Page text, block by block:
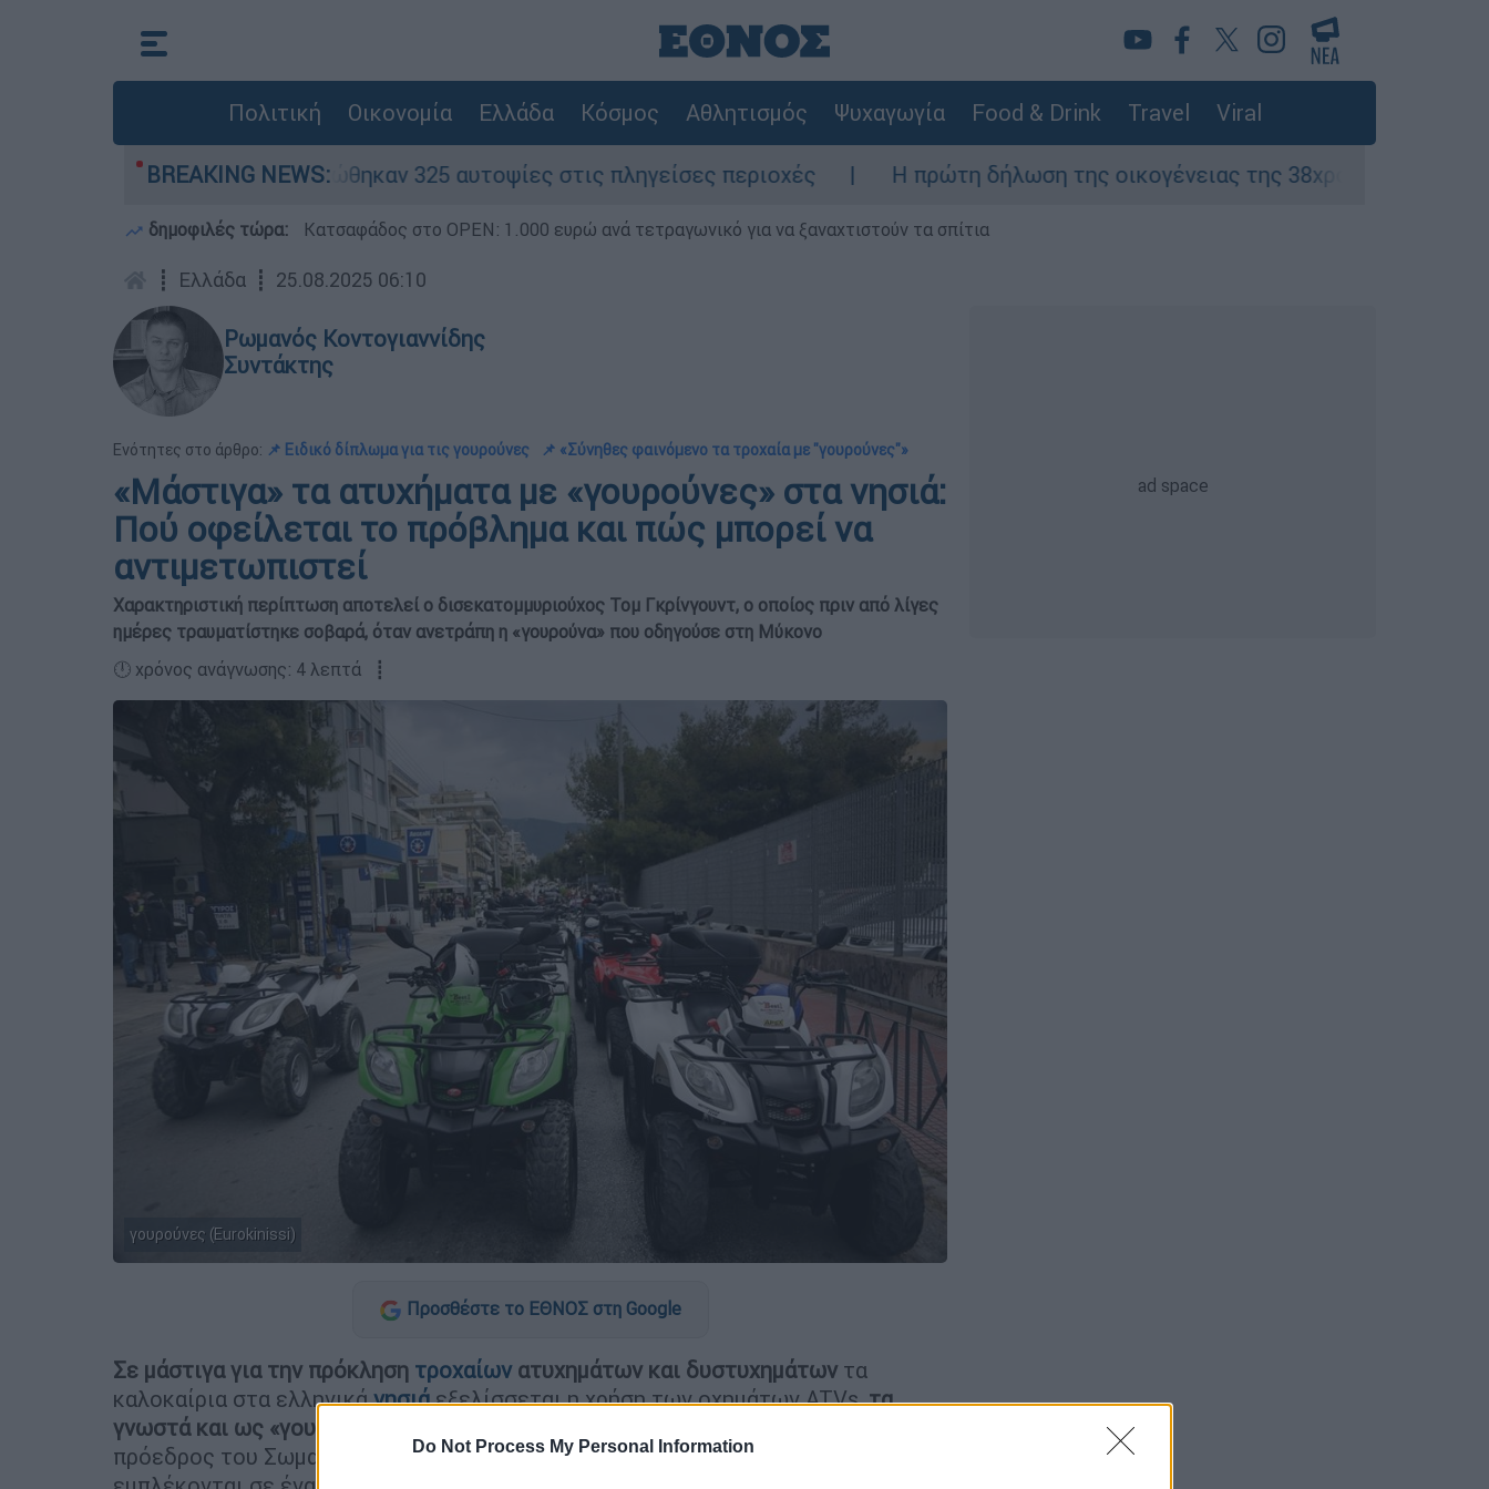
Do Not Process My Personal Information
Πολιτική Οικονομία Ελλάδα Κόσμος Αθλητισμός Ψυχαγωγία Food & Drink Travel Viral
BREAKING NEWS:
- Ολοκληρώθηκαν 325 αυτοψίες στις πληγείσες περιοχές Η πρώτη δήλωση της οικογένειας της 38χρονης Βρετανίδας που
δημοφιλές τώρα: Κατσαφάδος στο OPEN: 1.000 ευρώ ανά τετραγωνικό για να ξαναχτιστούν τα σπίτια
┋ Ελλάδα ┋ 25.08.2025 06:10
Ρωμανός Κοντογιαννίδης
Συντάκτης
Ενότητες στο άρθρο: 📌 Ειδικό δίπλωμα για τις γουρούνες 📌 «Σύνηθες φαινόμενο τα τροχαία με ''γουρούνες''»
«Μάστιγα» τα ατυχήματα με «γουρούνες» στα νησιά:
Πού οφείλεται το πρόβλημα και πώς μπορεί να
αντιμετωπιστεί
Χαρακτηριστική περίπτωση αποτελεί ο δισεκατομμυριούχος Τομ Γκρίνγουντ, ο οποίος πριν από λίγες
ημέρες τραυματίστηκε σοβαρά, όταν ανετράπη η «γουρούνα» που οδηγούσε στη Μύκονο
🕛 χρόνος ανάγνωσης: 4 λεπτά ┋
γουρούνες (Eurokinissi)
Προσθέστε το ΕΘΝΟΣ στη Google
Σε μάστιγα για την πρόκληση τροχαίωνατυχημάτων και δυστυχημάτων τα
καλοκαίρια στα ελληνικάνησιάεξελίσσεται η χρήση των οχημάτων ATVs,τα
γνωστά και ως «γουρούνες»
πρόεδρος του Σωματείου ΕργαζομένωνΕΚΑΒΑθηνών,Γιώργος Μαθιόπουλος